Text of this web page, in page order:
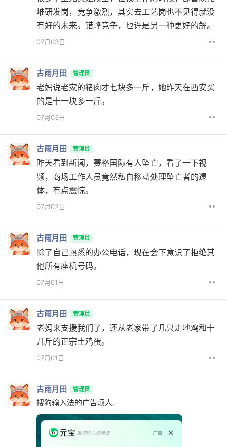
堆研发岗，竞争激烈，其实去工艺岗也不见得就没
有好的未来。错峰竞争，也许是另一种更好的解。
07月03日 ••
古雨月田 管理员
老妈说老家的猪肉才七块多一斤，她昨天在西安买
的是十一块多一斤。
07月03日 ••
古雨月田 管理员
昨天看到新闻，赛格国际有人坠亡，看了一下视
频，商场工作人员竟然私自移动处理坠亡者的遗
体，有点震惊。
07月02日 ••
古雨月田 管理员
除了自己熟悉的办公电话，现在会下意识了拒绝其
他所有座机号码。
07月01日 ••
古雨月田 管理员
老妈来支援我们了，还从老家带了几只走地鸡和十
几斤的正宗土鸡蛋。
07月01日 ••
古雨月田 管理员
搜狗输入法的广告烦人。